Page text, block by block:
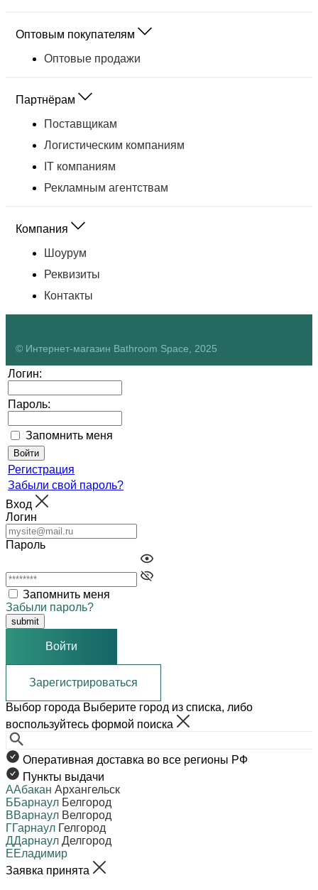
Оптовым покупателям
Оптовые продажи
Партнёрам
Поставщикам
Логистическим компаниям
IT компаниям
Рекламным агентствам
Компания
Шоурум
Реквизиты
Контакты
© Интернет-магазин Bathroom Space, 2025
Логин:
Пароль:
Запомнить меня
Регистрация
Забыли свой пароль?
Вход
Логин
Пароль
Запомнить меня
Забыли пароль?
Войти
Зарегистрироваться
Выбор города Выберите город из списка, либо
воспользуйтесь формой поиска
Оперативная доставка во все регионы РФ
Пункты выдачи
ААбакан Архангельск
ББарнаул Белгород
ВВарнаул Велгород
ГГарнаул Гелгород
ДДарнаул Делгород
ЕЕладимир
Заявка принята